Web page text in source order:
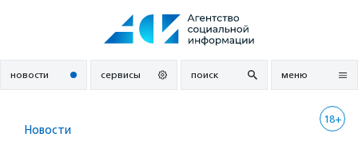
новости сервисы поиск меню
18+
Новости